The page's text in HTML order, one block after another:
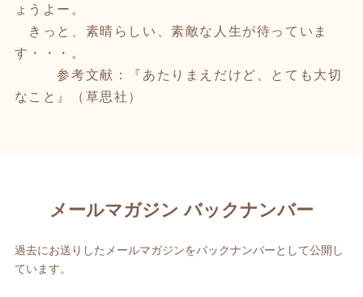
ょうよー。
きっと、素晴らしい、素敵な人生が待っていま
す・・・。
参考文献：『あたりまえだけど、とても大切
なこと』（草思社）
メールマガジン バックナンバー
過去にお送りしたメールマガジンをバックナンバーとして公開し
ています。